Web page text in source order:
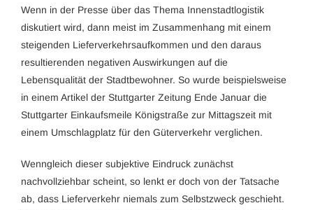
Wenn in der Presse über das Thema Innenstadtlogistik
diskutiert wird, dann meist im Zusammenhang mit einem
steigenden Lieferverkehrsaufkommen und den daraus
resultierenden negativen Auswirkungen auf die
Lebensqualität der Stadtbewohner. So wurde beispielsweise
in einem Artikel der Stuttgarter Zeitung Ende Januar die
Stuttgarter Einkaufsmeile Königstraße zur Mittagszeit mit
einem Umschlagplatz für den Güterverkehr verglichen.
Wenngleich dieser subjektive Eindruck zunächst
nachvollziehbar scheint, so lenkt er doch von der Tatsache
ab, dass Lieferverkehr niemals zum Selbstzweck geschieht.